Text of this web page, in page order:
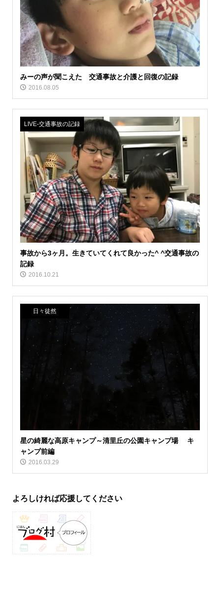
みーの声が聞こえた 交通事故と介護と回復の記録
2016.08.05
LIVE‐交通事故の記録
事故から3ヶ月。生きていてくれて良かった^ ^交通事故の
記録
2016.10.21
日々徒然
星の綺麗な高原キャンプ～清里丘の公園キャンプ場 キ
ャンプ前編
2016.03.29
よろしければ応援してください